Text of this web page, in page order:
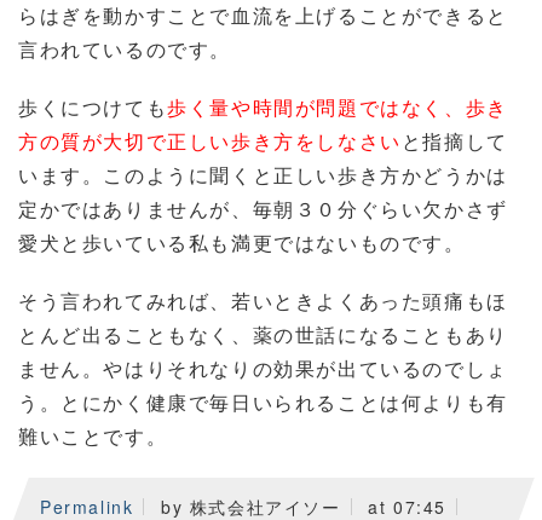
らはぎを動かすことで血流を上げることができると
言われているのです。
歩くにつけても歩く量や時間が問題ではなく、歩き
方の質が大切で正しい歩き方をしなさい と指摘して
います。このように聞くと正しい歩き方かどうかは
定かではありませんが、毎朝３０分ぐらい欠かさず
愛犬と歩いている私も満更ではないものです。
そう言われてみれば、若いときよくあった頭痛もほ
とんど出ることもなく、薬の世話になることもあり
ません。やはりそれなりの効果が出ているのでしょ
う。とにかく健康で毎日いられることは何よりも有
難いことです。
Permalink by 株式会社アイソー at 07:45